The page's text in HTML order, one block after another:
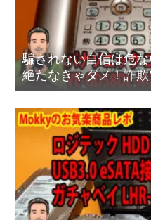
騙されない自信は危
絶たなきゃダメ！詐
法